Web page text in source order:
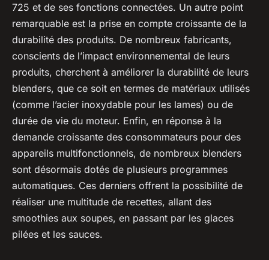
725 et de ses fonctions connectées. Un autre point
remarquable est la prise en compte croissante de la
durabilité des produits. De nombreux fabricants,
conscients de l’impact environnemental de leurs
produits, cherchent à améliorer la durabilité de leurs
blenders, que ce soit en termes de matériaux utilisés
(comme l’acier inoxydable pour les lames) ou de
durée de vie du moteur. Enfin, en réponse à la
demande croissante des consommateurs pour des
appareils multifonctionnels, de nombreux blenders
sont désormais dotés de plusieurs programmes
automatiques. Ces derniers offrent la possibilité de
réaliser une multitude de recettes, allant des
smoothies aux soupes, en passant par les glaces
pilées et les sauces.